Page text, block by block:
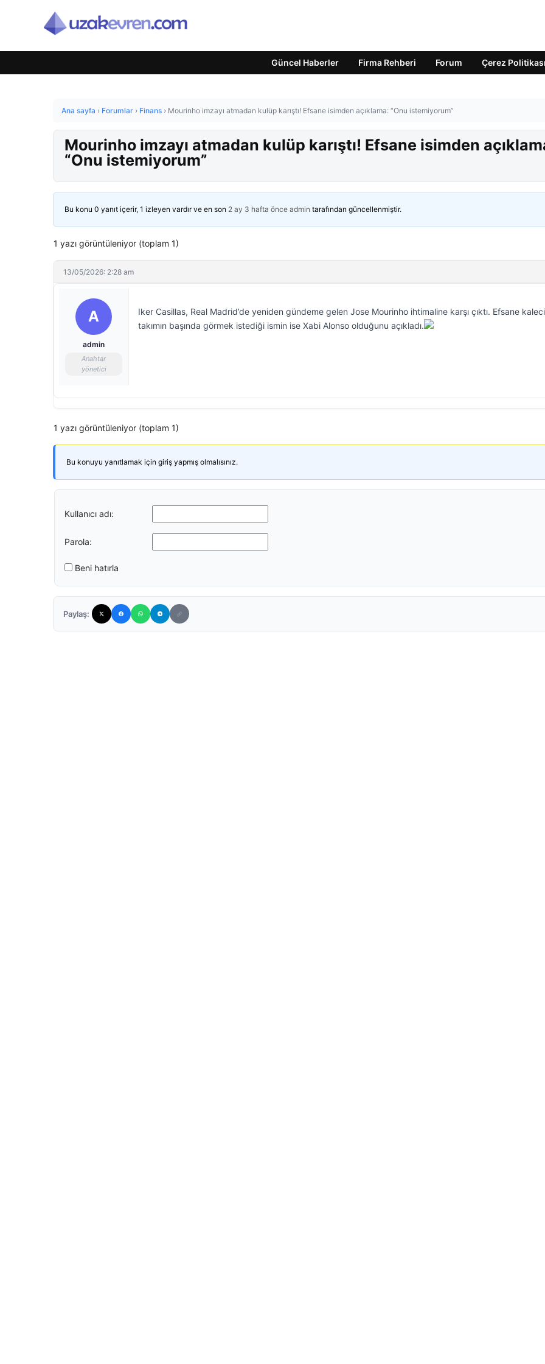
Güncel Haberler Firma Rehberi Forum Çerez Politikası
Ana sayfa › Forumlar › Finans › Mourinho imzayı atmadan kulüp karıştı! Efsane isimden açıklama: “Onu istemiyorum”
Mourinho imzayı atmadan kulüp karıştı! Efsane isimden
“Onu istemiyorum”
Bu konu 0 yanıt içerir, 1 izleyen vardır ve en son 2 ay 3 hafta önce admin tarafından güncellenmiştir.
1 yazı görüntüleniyor (toplam 1)
13/05/2026: 2:28 am
A
admin
Anahtar
yönetici
Iker Casillas, Real Madrid’de yeniden gündeme gelen Jose Mourinho ihtimaline karşı çıktı. Efsane
takımın başında görmek istediği ismin ise Xabi Alonso olduğunu açıkladı.
1 yazı görüntüleniyor (toplam 1)
Bu konuyu yanıtlamak için giriş yapmış olmalısınız.
Kullanıcı adı:
Parola:
Beni hatırla
Paylaş: